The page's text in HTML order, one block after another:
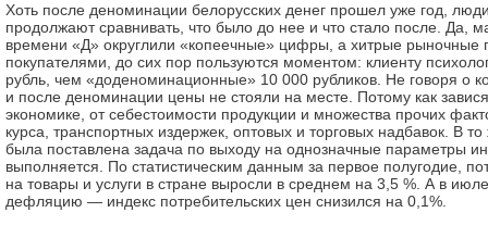
Хоть после деноминации белорусских денег прошел уже год,
продолжают сравнивать, что было до нее и что стало после. Да,
времени «Д» округлили «копеечные» цифры, а хитрые рыночные
покупателями, до сих пор пользуются моментом: клиенту
рубль, чем «доденоминационные» 10 000 рубликов. Не говоря о
и после деноминации цены не стояли на месте. Потому как
экономике, от себестоимости продукции и множества прочих
курса, транспортных издержек, оптовых и торговых надбавок. В
была поставлена задача по выходу на однозначные параметры
выполняется. По статистическим данным за первое полугодие,
на товары и услуги в стране выросли в среднем на 3,5 %. А в
дефляцию — индекс потребительских цен снизился на 0,1%.